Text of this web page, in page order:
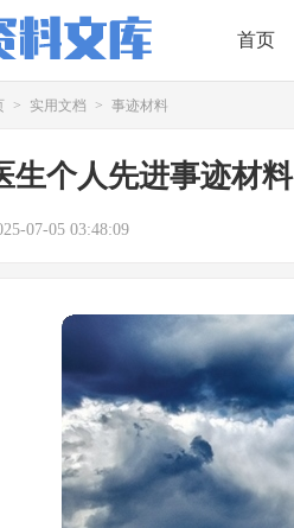
首页
> 实用文档 > 事迹材料
生个人先进事迹材料
07-05 03:48:09